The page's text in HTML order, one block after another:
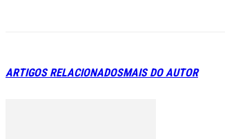
ARTIGOS RELACIONADOSMAIS DO AUTOR